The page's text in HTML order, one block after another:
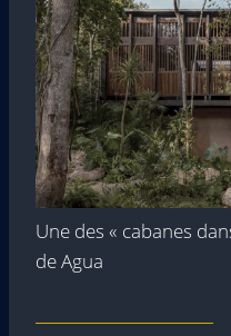
Une des « cabanes
de Agua